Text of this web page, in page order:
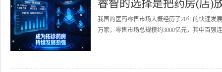
睿智的选择是把药房(店)
我国的医药零售市场大概经历了20年的快速发
万家，零售市场总规模约3000亿元，其中百强